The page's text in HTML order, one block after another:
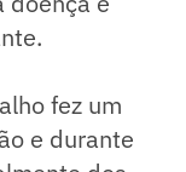
fez um
e durante